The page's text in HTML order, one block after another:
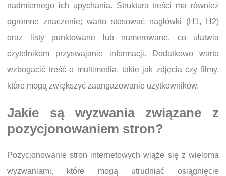
nadmiernego ich upychania. Struktura treści ma również
ogromne znaczenie; warto stosować nagłówki (H1, H2)
oraz listy punktowane lub numerowane, co ułatwia
czytelnikom przyswajanie informacji. Dodatkowo warto
wzbogacić treść o multimedia, takie jak zdjęcia czy filmy,
które mogą zwiększyć zaangażowanie użytkowników.
Jakie są wyzwania związane z
pozycjonowaniem stron?
Pozycjonowanie stron internetowych wiąże się z wieloma
wyzwaniami, które mogą utrudniać osiągnięcie